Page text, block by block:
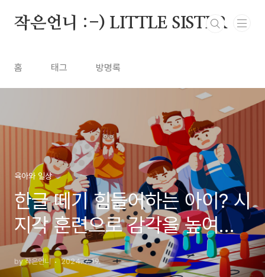
작은언니 :-) LITTLE SISTER
홈 태그 방명록
육아와 일상
한글 떼기 힘들어하는 아이? 시
지각 훈련으로 감각을 높여보
자. 1
by 작은언니 2024. 7. 19.